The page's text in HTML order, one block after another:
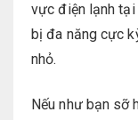
vực điện lạnh tại
bị đa năng cực
nhỏ.
Nếu như bạn sỡ